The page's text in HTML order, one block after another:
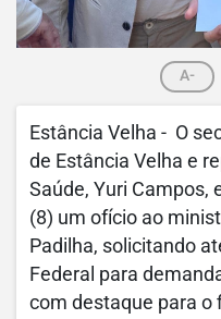
A-
Estância Velha - O
de Estância Velha e
Saúde, Yuri Campos,
(8) um ofício ao
Padilha, solicitando
Federal para
com destaque para o